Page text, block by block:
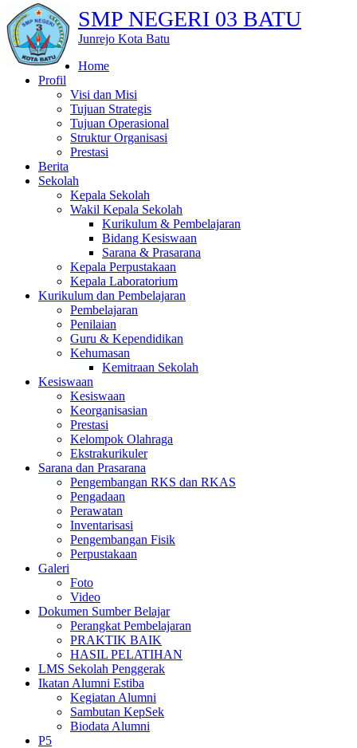
SMP NEGERI 03 BATU
Junrejo Kota Batu
Home
Profil
Visi dan Misi
Tujuan Strategis
Tujuan Operasional
Struktur Organisasi
Prestasi
Berita
Sekolah
Kepala Sekolah
Wakil Kepala Sekolah
Kurikulum & Pembelajaran
Bidang Kesiswaan
Sarana & Prasarana
Kepala Perpustakaan
Kepala Laboratorium
Kurikulum dan Pembelajaran
Pembelajaran
Penilaian
Guru & Kependidikan
Kehumasan
Kemitraan Sekolah
Kesiswaan
Kesiswaan
Keorganisasian
Prestasi
Kelompok Olahraga
Ekstrakurikuler
Sarana dan Prasarana
Pengembangan RKS dan RKAS
Pengadaan
Perawatan
Inventarisasi
Pengembangan Fisik
Perpustakaan
Galeri
Foto
Video
Dokumen Sumber Belajar
Perangkat Pembelajaran
PRAKTIK BAIK
HASIL PELATIHAN
LMS Sekolah Penggerak
Ikatan Alumni Estiba
Kegiatan Alumni
Sambutan KepSek
Biodata Alumni
P5